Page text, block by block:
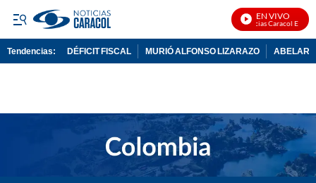
EN VIVO
Noticias Caracol En Vivo
Tendencias: DÉFICIT FISCAL MURIÓ ALFONSO LIZARAZO